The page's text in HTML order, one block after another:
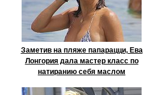
Заметив на пляже папарацци, Ева
Лонгория дала мастер класс по
натиранию себя маслом